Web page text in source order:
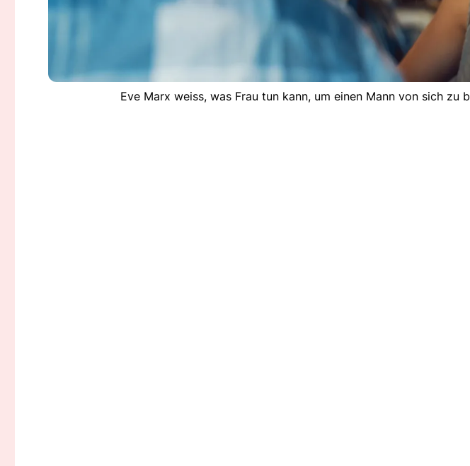
Eve Marx weiss, was Frau tun kann, um einen Mann von sich zu